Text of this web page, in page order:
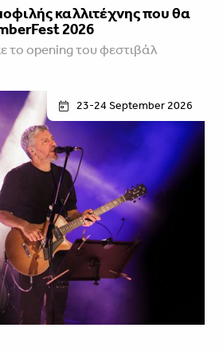
καλλιτέχνης που θα
2026
το opening του φεστιβάλ
23-24 September 2026